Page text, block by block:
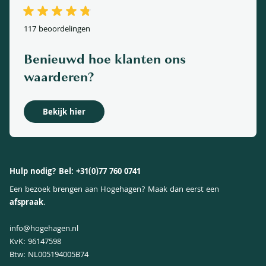
Afhaallocatie
Wanneer aanplanten
Veelgestelde vragen
Korting
Levertijden, afhalen en verzenden
Aanplant tips & tricks
Klachtenregeling
Privacy Policy
Cookieverklaring
Algemene voorwaarden
Impressum
117 beoordelingen
Benieuwd hoe klanten ons
waarderen?
Bekijk hier
Hulp nodig? Bel: +31(0)77 760 0741
Een bezoek brengen aan Hogehagen? Maak dan eerst een
afspraak.
info@hogehagen.nl
KvK: 96147598
Btw: NL005194005B74